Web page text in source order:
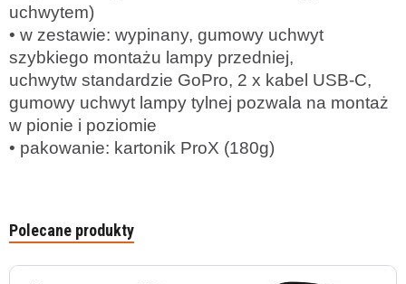
uchwytem)
• w zestawie: wypinany, gumowy uchwyt
szybkiego montażu lampy przedniej,
uchwytw standardzie GoPro, 2 x kabel USB-C,
gumowy uchwyt lampy tylnej pozwala na montaż
w pionie i poziomie
• pakowanie: kartonik ProX (180g)
Polecane produkty